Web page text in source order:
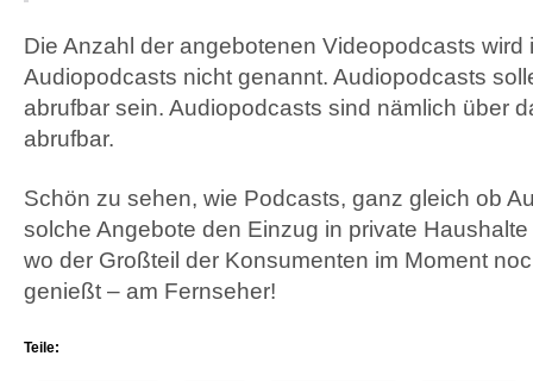
Die Anzahl der angebotenen Videopodcasts
Audiopodcasts nicht genannt. Audiopodcasts
abrufbar sein. Audiopodcasts sind nämlich über
abrufbar.
Schön zu sehen, wie Podcasts, ganz gleich ob
solche Angebote den Einzug in private
wo der Großteil der Konsumenten im Moment
genießt – am Fernseher!
Teile: